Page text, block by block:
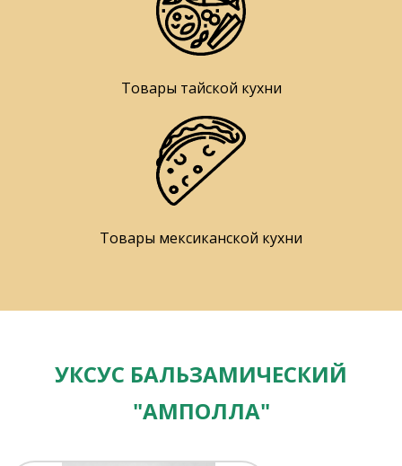
Товары тайской кухни
Товары мексиканской кухни
УКСУС БАЛЬЗАМИЧЕСКИЙ
"АМПОЛЛА"